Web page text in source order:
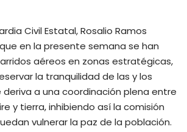
Civil Estatal, Rosalio Ramos
en la presente semana se han
aéreos en zonas estratégicas,
la tranquilidad de las y los
a una coordinación plena entre
y tierra, inhibiendo así la comisión
vulnerar la paz de la población.